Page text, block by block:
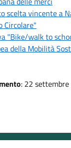
scelta vincente a
Circolare"
"Bike/walk to
della Mobilità
: 22